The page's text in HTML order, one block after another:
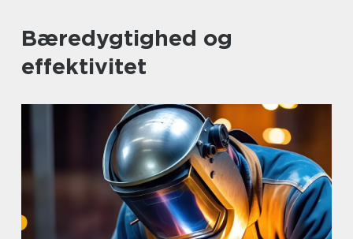
Bæredygtighed og
effektivitet